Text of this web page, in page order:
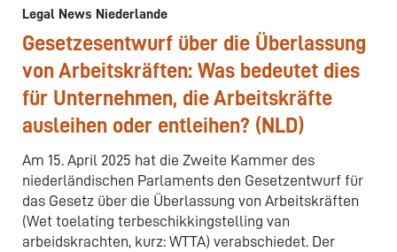
Legal News Niederlande
Gesetzesentwurf über die Überlassung
von Arbeitskräften: Was bedeutet dies
für Unternehmen, die Arbeitskräfte
ausleihen oder entleihen? (NLD)
Am 15. April 2025 hat die Zweite Kammer des
niederländischen Parlaments den Gesetzentwurf für
das Gesetz über die Überlassung von Arbeitskräften
(Wet toelating terbeschikkingstelling van
arbeidskrachten, kurz: WTTA) verabschiedet. Der